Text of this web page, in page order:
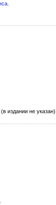
(в издании не указан),
.